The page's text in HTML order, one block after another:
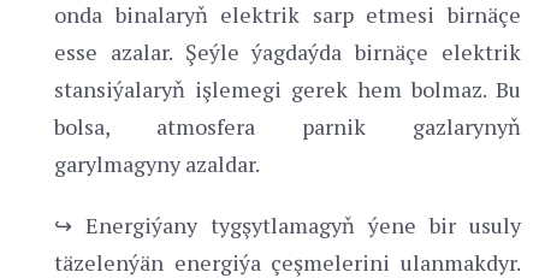
onda binalaryň elektrik sarp etmesi birnäçe
esse azalar. Şeýle ýagdaýda birnäçe elektrik
stansiýalaryň işlemegi gerek hem bolmaz. Bu
bolsa, atmosfera parnik gazlarynyň
garylmagyny azaldar.
↪ Energiýany tygşytlamagyň ýene bir usuly
täzelenýän energiýa çeşmelerini ulanmakdyr.